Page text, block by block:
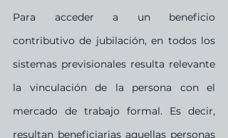
Para acceder a un beneficio
contributivo de jubilación, en todos los
sistemas previsionales resulta relevante
la vinculación de la persona con el
mercado de trabajo formal. Es decir,
resultan beneficiarias aquellas personas